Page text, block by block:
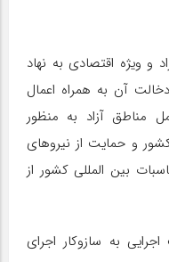
و ویژه اقتصادی به نهاد
آن به همراه اعمال
مناطق آزاد به منظور
و حمایت از نیروهای
بین المللی کشور از
به سازوکار اجرای